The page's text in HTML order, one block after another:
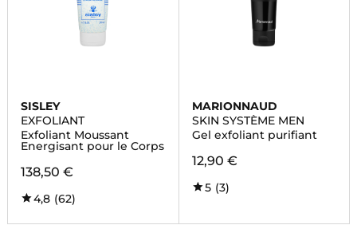
SISLEY
EXFOLIANT
Exfoliant Moussant
Energisant pour le Corps
138,50 €
4,8 (62)
MARIONNAUD
SKIN SYSTÈME MEN
Gel exfoliant purifiant
12,90 €
5 (3)